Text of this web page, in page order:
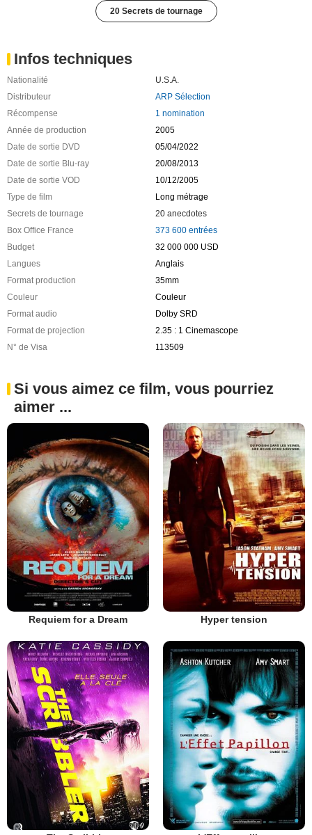
20 Secrets de tournage
Infos techniques
Nationalité
U.S.A.
Distributeur
ARP Sélection
Récompense
1 nomination
Année de production
2005
Date de sortie DVD
05/04/2022
Date de sortie Blu-ray
20/08/2013
Date de sortie VOD
10/12/2005
Type de film
Long métrage
Secrets de tournage
20 anecdotes
Box Office France
373 600 entrées
Budget
32 000 000 USD
Langues
Anglais
Format production
35mm
Couleur
Couleur
Format audio
Dolby SRD
Format de projection
2.35 : 1 Cinemascope
N° de Visa
113509
Si vous aimez ce film, vous pourriez
aimer ...
Requiem for a Dream Hyper tension